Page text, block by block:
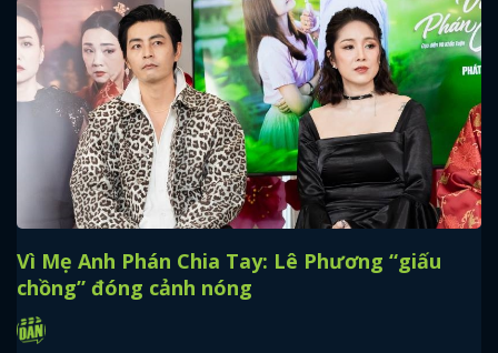
Vì Mẹ Anh Phán Chia Tay: Lê Phương “giấu
chồng” đóng cảnh nóng